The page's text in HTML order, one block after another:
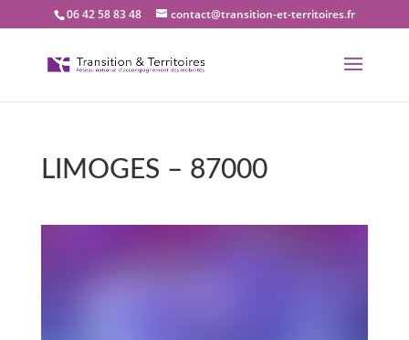
06 42 58 83 48 contact@transition-et-territoires.fr
LIMOGES – 87000
bureau Transition et